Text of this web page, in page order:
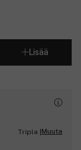
Lisää
Tripla |Muuta